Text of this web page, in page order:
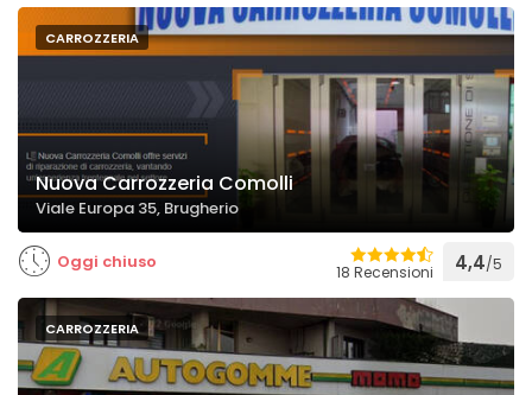
CARROZZERIA
Nuova Carrozzeria Comolli
Viale Europa 35, Brugherio
Oggi chiuso 18 Recensioni 4,4/5
CARROZZERIA